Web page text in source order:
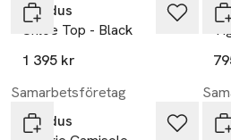
Residus
Chloe Top - Black
1 395 kr
Samarbetsföretag
Residus